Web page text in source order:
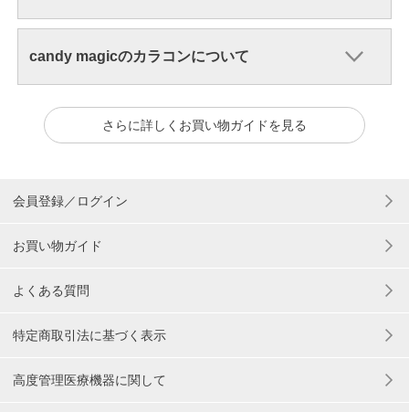
candy magicのカラコンについて
さらに詳しくお買い物ガイドを見る
会員登録／ログイン
お買い物ガイド
よくある質問
特定商取引法に基づく表示
高度管理医療機器に関して